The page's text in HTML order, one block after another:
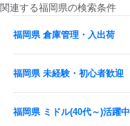
関連する福岡県の検索条件
福岡県 倉庫管理・入出荷
福岡県 未経験・初心者歓迎
福岡県 ミドル(40代～)活躍中